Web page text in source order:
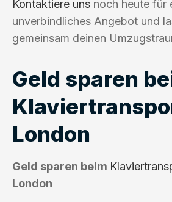
Kontaktiere uns noch heute für
unverbindliches Angebot und
gemeinsam deinen
Geld sparen
London
Geld sparen beim
London